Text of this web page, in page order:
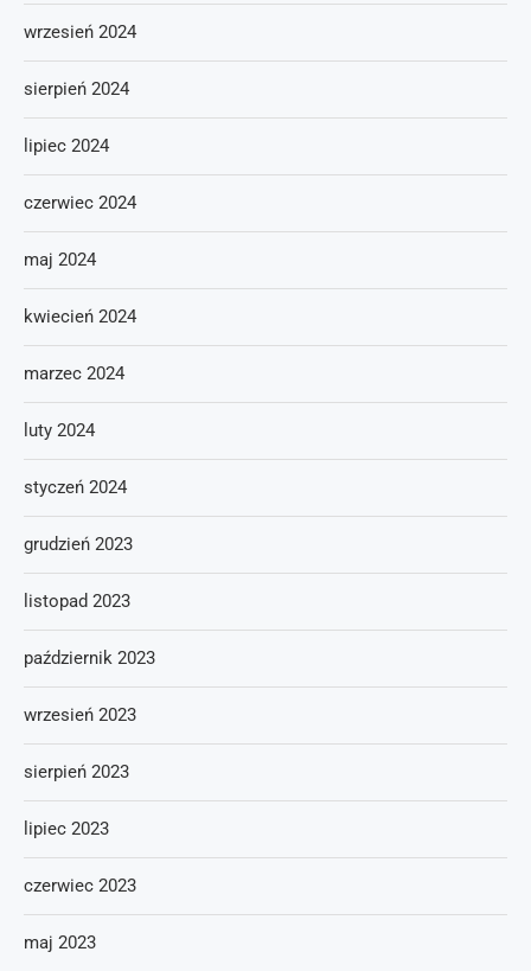
wrzesień 2024
sierpień 2024
lipiec 2024
czerwiec 2024
maj 2024
kwiecień 2024
marzec 2024
luty 2024
styczeń 2024
grudzień 2023
listopad 2023
październik 2023
wrzesień 2023
sierpień 2023
lipiec 2023
czerwiec 2023
maj 2023